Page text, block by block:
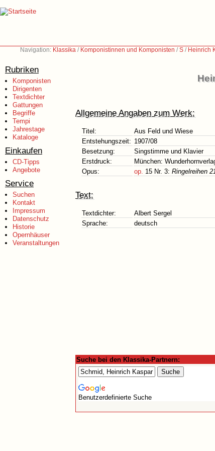
Navigation: Klassika / Komponistinnen und Komponisten /S / Heinrich
Rubriken
Komponisten
Dirigenten
Textdichter
Gattungen
Begriffe
Tempi
Jahrestage
Kataloge
Einkaufen
CD-Tipps
Angebote
Service
Suchen
Kontakt
Impressum
Datenschutz
Historie
Opernhäuser
Veranstaltungen
Allgemeine Angaben zum Werk:
Titel:
Aus Feld und Wiese
Entstehungszeit: 1907/08
Besetzung:
Singstimme und Klavier
Erstdruck:
München:
Opus:
op. 15 Nr. 3: Ringelreihen
Text:
Textdichter:
Albert Sergel
Sprache:
deutsch
Suche bei den Klassika-Partnern:
Benutzerdefinierte Suche